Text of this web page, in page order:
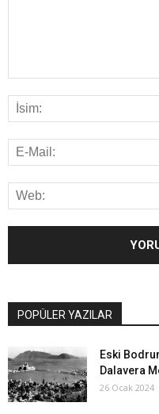
POPÜLER YAZILAR
Eski
Dalavera
26 Ocak 2024